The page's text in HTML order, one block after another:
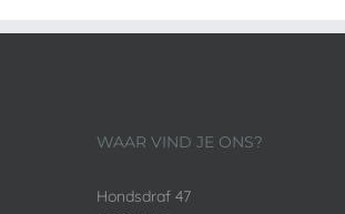
WAAR VIND JE ONS?
Hondsdraf 47